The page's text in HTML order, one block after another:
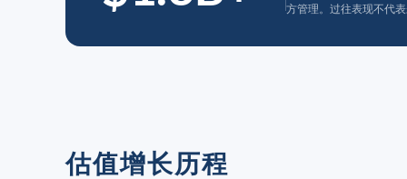
方管理。过往表现不代表
估值增长历程